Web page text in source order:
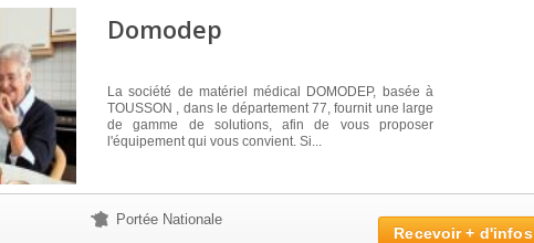
Domodep
La société de matériel médical DOMODEP, basée à
TOUSSON , dans le département 77, fournit une large
de gamme de solutions, afin de vous proposer
l'équipement qui vous convient. Si...
Portée Nationale
Recevoir + d'infos